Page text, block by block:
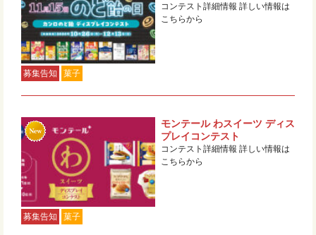
募集告知 菓子
コンテスト詳細情報 詳しい情報は
こちらから
募集告知 菓子
モンテール わスイーツ ディス
プレイコンテスト
コンテスト詳細情報 詳しい情報は
こちらから